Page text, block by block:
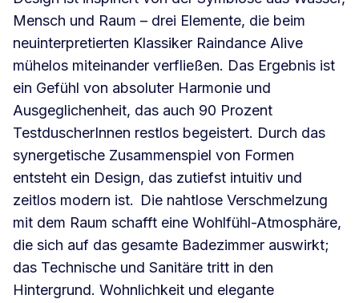
Mensch und Raum – drei Elemente, die beim
neuinterpretierten Klassiker Raindance Alive
mühelos miteinander verfließen. Das Ergebnis ist
ein Gefühl von absoluter Harmonie und
Ausgeglichenheit, das auch 90 Prozent
TestduscherInnen restlos begeistert. Durch das
synergetische Zusammenspiel von Formen
entsteht ein Design, das zutiefst intuitiv und
zeitlos modern ist. Die nahtlose Verschmelzung
mit dem Raum schafft eine Wohlfühl-Atmosphäre,
die sich auf das gesamte Badezimmer auswirkt;
das Technische und Sanitäre tritt in den
Hintergrund. Wohnlichkeit und elegante